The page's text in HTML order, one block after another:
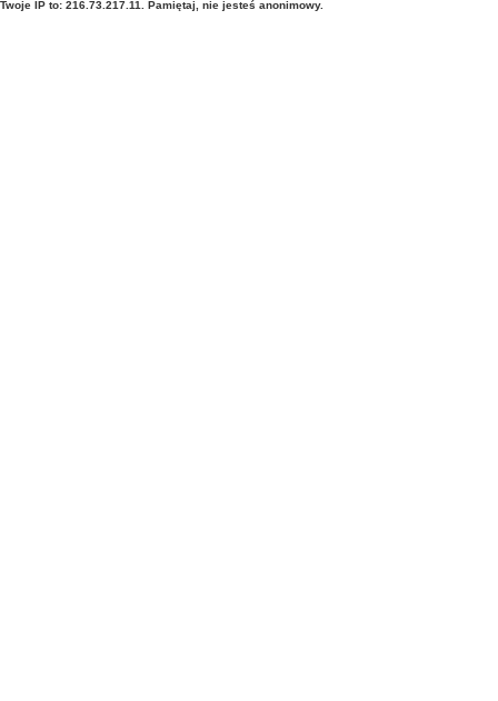
Twoje IP to: 216.73.217.11. Pamiętaj, nie jesteś anonimowy.